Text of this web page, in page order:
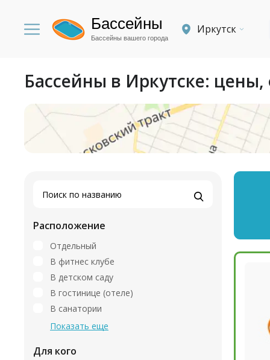
Бассейны
Бассейны вашего города
Иркутск
Бассейны в Иркутске:
Расположение
Отдельный
В фитнес клубе
В детском саду
В гостинице (отеле)
В санатории
Показать еще
Для кого